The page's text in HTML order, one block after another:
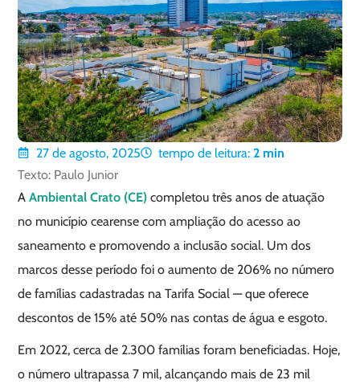
27 de agosto, 2025 tempo de leitura: 2 min
Texto: Paulo Junior
AAmbiental Crato (CE) completou três anos de atuação
no município cearense com ampliação do acesso ao
saneamento e promovendo a inclusão social. Um dos
marcos desse período foi o aumento de 206% no número
de famílias cadastradas na Tarifa Social — que oferece
descontos de 15% até 50% nas contas de água e esgoto.
Em 2022, cerca de 2.300 famílias foram beneficiadas. Hoje,
o número ultrapassa 7 mil, alcançando mais de 23 mil